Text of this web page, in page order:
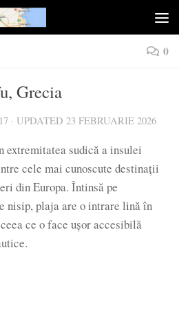
0
Grecia
· UPDATED 23 FEBRUARIE 2026
extremitatea sudică a insulei
cele mai cunoscute destinații
din Europa. Întinsă pe
nisip, plaja are o intrare lină în
ce o face ușor accesibilă